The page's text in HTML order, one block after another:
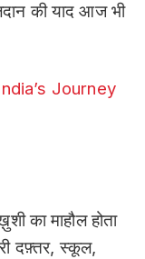
की याद आज भी
Journey
का माहौल होता
दफ़्तर, स्कूल,